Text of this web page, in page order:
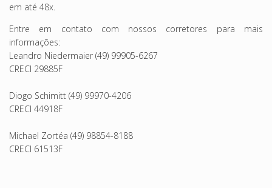
em até 48x.
Entre em contato com nossos corretores para mais
informações:
Leandro Niedermaier (49) 99905-6267
CRECI 29885F
Diogo Schimitt (49) 99970-4206
CRECI 44918F
Michael Zortéa (49) 98854-8188
CRECI 61513F